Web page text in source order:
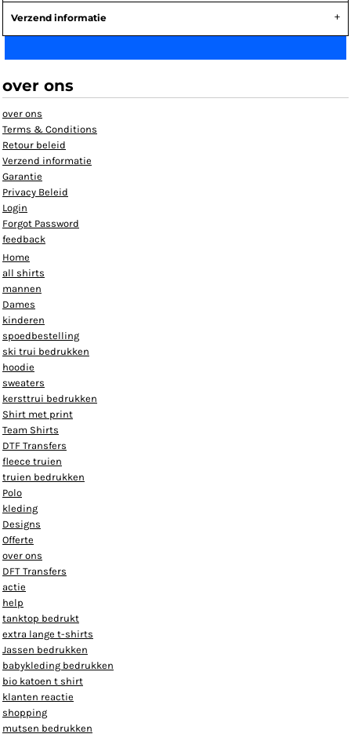
Verzend informatie
over ons
over ons
Terms & Conditions
Retour beleid
Verzend informatie
Garantie
Privacy Beleid
Login
Forgot Password
feedback
Home
all shirts
mannen
Dames
kinderen
spoedbestelling
ski trui bedrukken
hoodie
sweaters
kersttrui bedrukken
Shirt met print
Team Shirts
DTF Transfers
fleece truien
truien bedrukken
Polo
kleding
Designs
Offerte
over ons
DFT Transfers
actie
help
tanktop bedrukt
extra lange t-shirts
Jassen bedrukken
babykleding bedrukken
bio katoen t shirt
klanten reactie
shopping
mutsen bedrukken